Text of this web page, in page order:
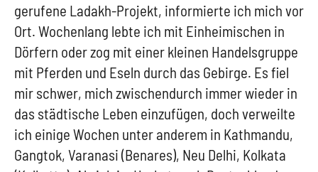
gerufene Ladakh-Projekt, informierte ich mich vor
Ort. Wochenlang lebte ich mit Einheimischen in
Dörfern oder zog mit einer kleinen Handelsgruppe
mit Pferden und Eseln durch das Gebirge. Es fiel
mir schwer, mich zwischendurch immer wieder in
das städtische Leben einzufügen, doch verweilte
ich einige Wochen unter anderem in Kathmandu,
Gangtok, Varanasi (Benares), Neu Delhi, Kolkata